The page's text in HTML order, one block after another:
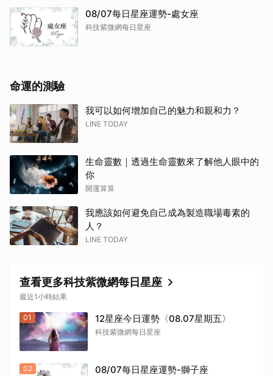
08/07每日星座運勢-處女座
科技紫微網每日星座
命運的測驗
我可以如何增加自己的魅力和親和力？
LINE TODAY
生命靈數｜透過生命靈數來了解他人眼中的
你
開運算算
我應該如何避免自己成為製造職場毒素的
人？
LINE TODAY
查看更多科技紫微網每日星座
最近1小時結果
01 12星座今日運勢〈08.07星期五〉
科技紫微網每日星座
02 08/07每日星座運勢-獅子座
取消